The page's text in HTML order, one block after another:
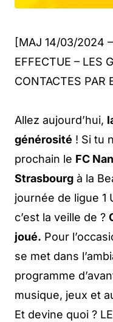
[MAJ 14/03/2024
EFFECTUE – LES
CONTACTES PAR
Allez aujourd’hui,
générosité ! Si tu
prochain le FC
Strasbourg à la
journée de ligue 1
c’est la veille de ?
joué. Pour
se met dans
programme
musique, jeux et
Et devine quoi ?